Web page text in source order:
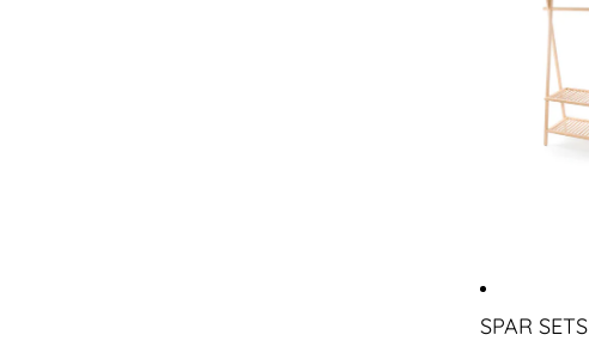
SPAR SETS